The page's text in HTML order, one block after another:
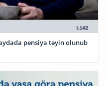
pensiya təyin olunub